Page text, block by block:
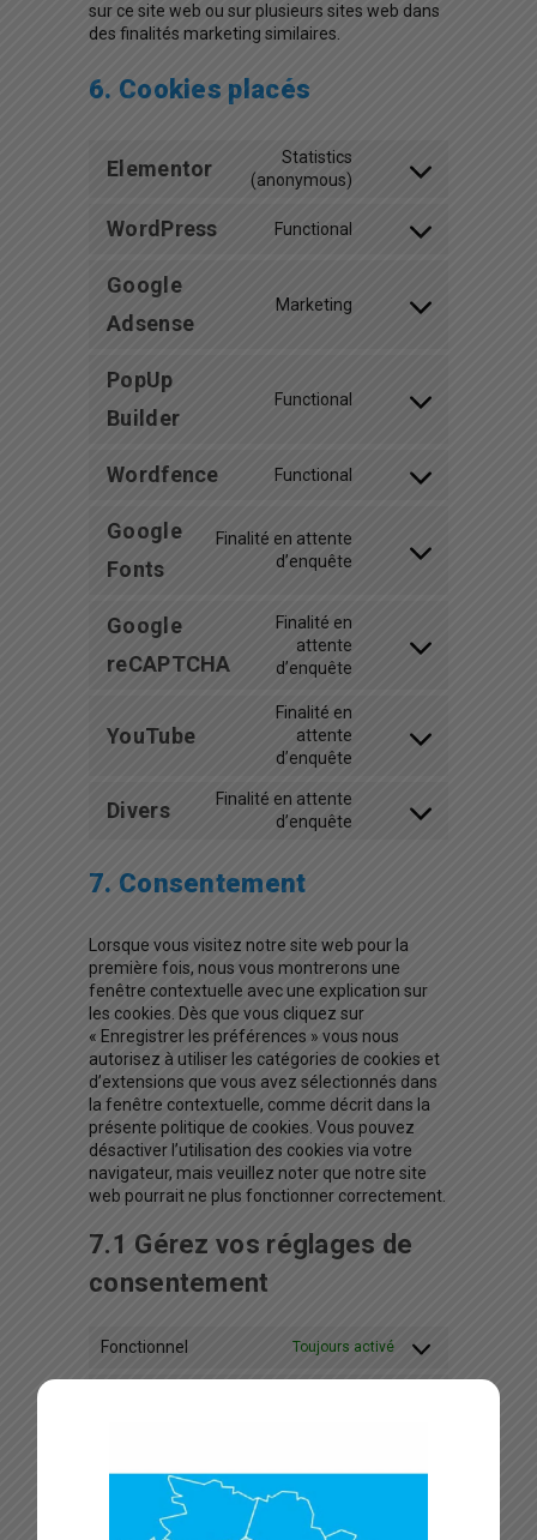
sur ce site web ou sur plusieurs sites web dans
des finalités marketing similaires.
6. Cookies placés
Elementor
Statistics
(anonymous)
WordPress Functional
Google
Adsense
Marketing
PopUp
Builder
Functional
Wordfence Functional
Google
Fonts
Finalité en attente
d’enquête
Google
reCAPTCHA
Finalité en
attente
d’enquête
YouTube
Finalité en
attente
d’enquête
Divers
Finalité en attente
d’enquête
7. Consentement
Lorsque vous visitez notre site web pour la
première fois, nous vous montrerons une
fenêtre contextuelle avec une explication sur
les cookies. Dès que vous cliquez sur
« Enregistrer les préférences » vous nous
autorisez à utiliser les catégories de cookies et
d’extensions que vous avez sélectionnés dans
la fenêtre contextuelle, comme décrit dans la
présente politique de cookies. Vous pouvez
désactiver l’utilisation des cookies via votre
navigateur, mais veuillez noter que notre site
web pourrait ne plus fonctionner correctement.
7.1 Gérez vos réglages de
consentement
Fonctionnel Toujours activé
8. Activer/désactiver et